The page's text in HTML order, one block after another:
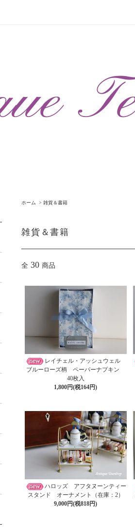
ホーム > 雑貨＆書籍
雑貨＆書籍
全 30 商品
レイチェル・アッシュウェル
ブルーローズ柄 ペーパーナプキン
40枚入
1,800円(税164円)
ハロッズ アフタヌーンティー
スタンド オーナメント（在庫：2）
9,000円(税818円)